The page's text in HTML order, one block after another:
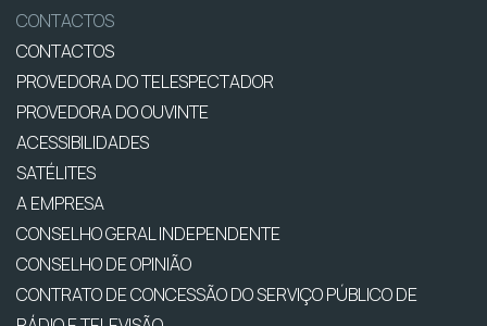
CONTACTOS
CONTACTOS
PROVEDORA DO TELESPECTADOR
PROVEDORA DO OUVINTE
ACESSIBILIDADES
SATÉLITES
A EMPRESA
CONSELHO GERAL INDEPENDENTE
CONSELHO DE OPINIÃO
CONTRATO DE CONCESSÃO DO SERVIÇO PÚBLICO DE